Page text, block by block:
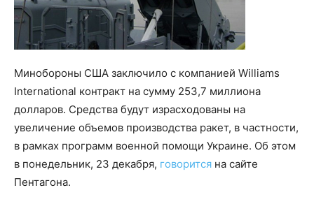
Минобороны США заключило с компанией Williams
International контракт на сумму 253,7 миллиона
долларов. Средства будут израсходованы на
увеличение объемов производства ракет, в частности,
в рамках программ военной помощи Украине. Об этом
в понедельник, 23 декабря, говорится на сайте
Пентагона.